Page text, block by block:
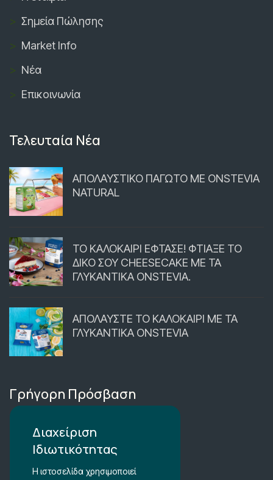
Σημεία Πώλησης
Market Info
Νέα
Επικοινωνία
Τελευταία Νέα
ΑΠΟΛΑΥΣΤΙΚΟ ΠΑΓΩΤΟ ΜΕ ONSTEVIA
NATURAL
ΤΟ ΚΑΛΟΚΑΙΡΙ ΕΦΤΑΣΕ! ΦΤΙΑΞΕ ΤΟ
ΔΙΚΟ ΣΟΥ CHEESECAKE ΜΕ ΤΑ
ΓΛΥΚΑΝΤΙΚΑ ONSTEVIA.
ΑΠΟΛΑΥΣΤΕ ΤΟ ΚΑΛΟΚΑΙΡΙ ΜΕ ΤΑ
ΓΛΥΚΑΝΤΙΚΑ ONSTEVIA
Γρήγορη Πρόσβαση
Περιοχή Μέλών
Καλάθι Αγορών
Λίστα Αγαπημένων
Διαχείριση
Ιδιωτικότητας
Η ιστοσελίδα χρησιμοποιεί